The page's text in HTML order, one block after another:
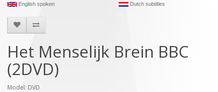
English spoken Dutch subtitles
Het Menselijk Brein BBC
(2DVD)
Model: DVD